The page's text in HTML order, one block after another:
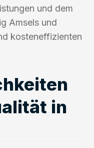
und dem
Amsels und
kosteneffizienten
in